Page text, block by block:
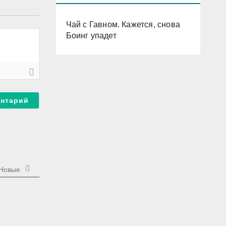
Чай с Гавном. Кажется, снова
Боинг упадет